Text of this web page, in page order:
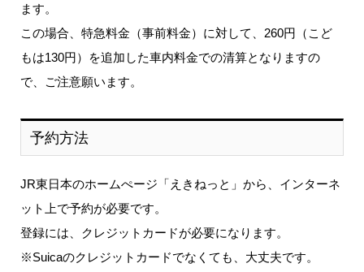
ます。
この場合、特急料金（事前料金）に対して、260円（こど
もは130円）を追加した車内料金での清算となりますの
で、ご注意願います。
予約方法
JR東日本のホームぺージ「えきねっと」から、インターネ
ット上で予約が必要です。
登録には、クレジットカードが必要になります。
※Suicaのクレジットカードでなくても、大丈夫です。